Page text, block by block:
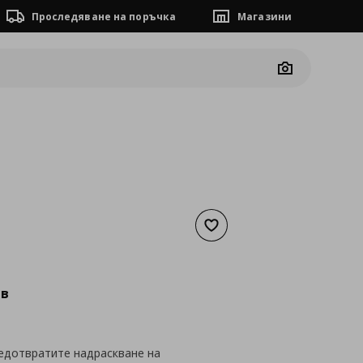
Проследяване на поръчка Магазини
Camera
Добави към списъка с
надраскване на